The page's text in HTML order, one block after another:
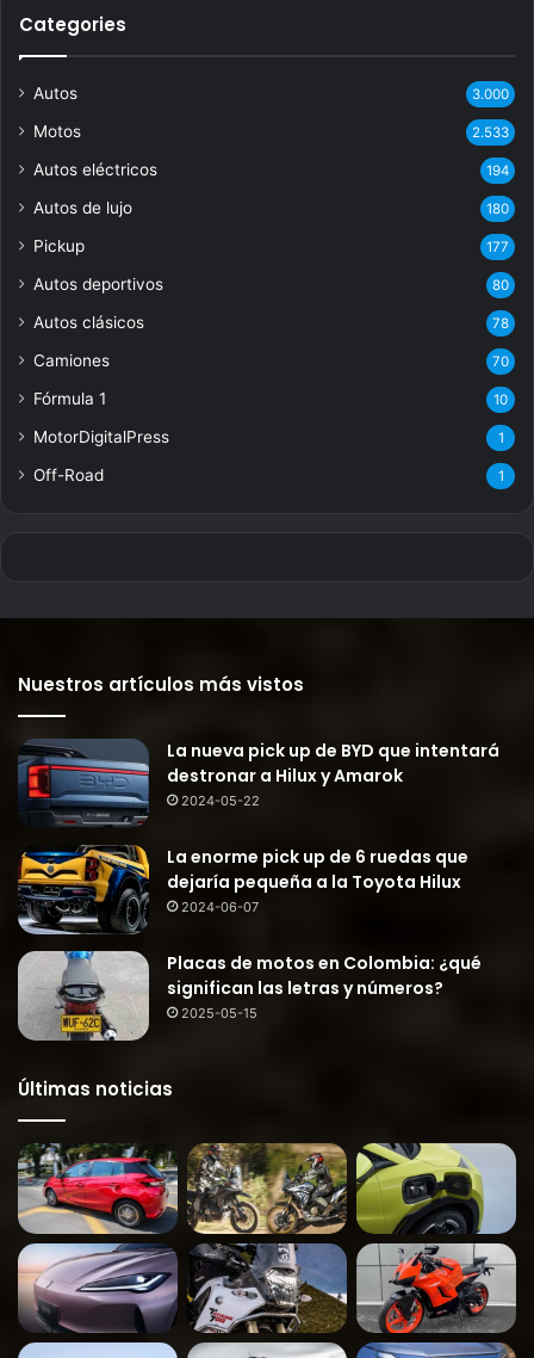
Categories
Autos 3.000
Motos 2.533
Autos eléctricos 194
Autos de lujo 180
Pickup 177
Autos deportivos 80
Autos clásicos 78
Camiones 70
Fórmula 1 10
MotorDigitalPress 1
Off-Road 1
Nuestros artículos más vistos
La nueva pick up de BYD que intentará
destronar a Hilux y Amarok
2024-05-22
La enorme pick up de 6 ruedas que
dejaría pequeña a la Toyota Hilux
2024-06-07
Placas de motos en Colombia: ¿qué
significan las letras y números?
2025-05-15
Últimas noticias